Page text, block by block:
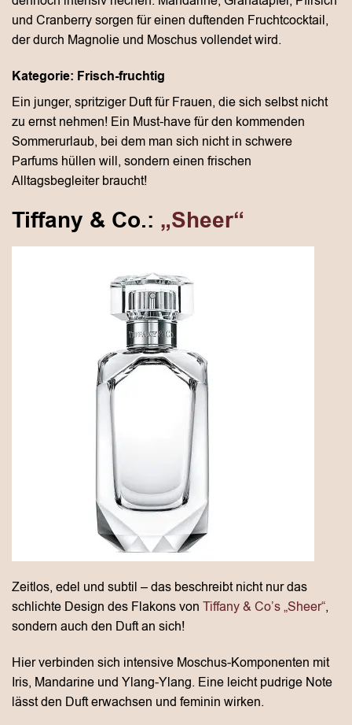
und Cranberry sorgen für einen duftenden Fruchtcocktail,
der durch Magnolie und Moschus vollendet wird.
Kategorie: Frisch-fruchtig
Ein junger, spritziger Duft für Frauen, die sich selbst nicht
zu ernst nehmen! Ein Must-have für den kommenden
Sommerurlaub, bei dem man sich nicht in schwere
Parfums hüllen will, sondern einen frischen
Alltagsbegleiter braucht!
Tiffany & Co.: „Sheer“
Zeitlos, edel und subtil – das beschreibt nicht nur das
schlichte Design des Flakons von Tiffany & Co’s „Sheer“,
sondern auch den Duft an sich!
Hier verbinden sich intensive Moschus-Komponenten mit
Iris, Mandarine und Ylang-Ylang. Eine leicht pudrige Note
lässt den Duft erwachsen und feminin wirken.